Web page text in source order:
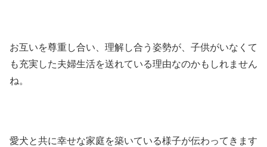
お互いを尊重し合い、理解し合う姿勢が、子供がいなくて
も充実した夫婦生活を送れている理由なのかもしれません
ね。
愛犬と共に幸せな家庭を築いている様子が伝わってきます